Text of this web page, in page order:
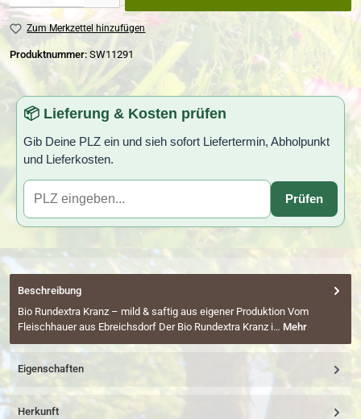
Zum Merkzettel hinzufügen
Produktnummer: SW11291
📦 Lieferung & Kosten prüfen
Gib Deine PLZ ein und sieh sofort Liefertermin, Abholpunkt
und Lieferkosten.
Prüfen
Beschreibung
Bio Rundextra Kranz – mild & saftig aus eigener Produktion Vom
Fleischhauer aus Ebreichsdorf Der Bio Rundextra Kranz i… Mehr
Eigenschaften
Herkunft